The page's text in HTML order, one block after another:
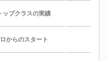
ップクラスの実績
からのスタート